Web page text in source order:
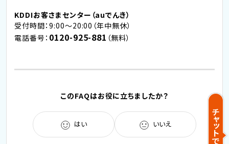
KDDIお客さまセンター（auでんき）
受付時間：9:00～20:00（年中無休）
電話番号： 0120-925-881 （無料）
このFAQはお役に立ちましたか？
はい いいえ